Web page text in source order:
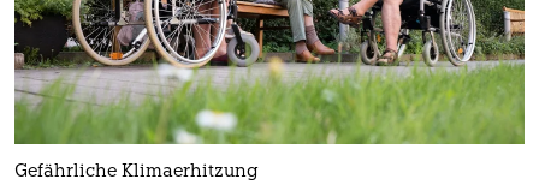
Gefährliche Klimaerhitzung